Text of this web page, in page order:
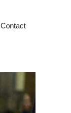
Contact